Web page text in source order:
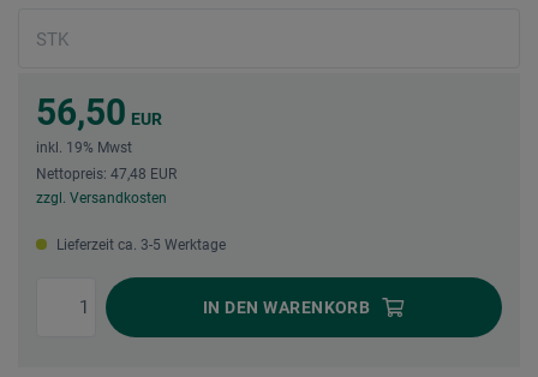
56,50 EUR
inkl. 19% Mwst
Nettopreis: 47,48 EUR
zzgl. Versandkosten
Lieferzeit ca. 3-5 Werktage
IN DEN WARENKORB